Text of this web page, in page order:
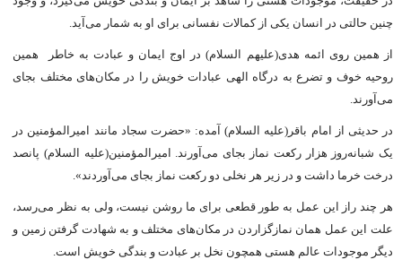
چنین حالتى در انسان یکى از کمالات نفسانى براى او به شمار می‌آید.
از همین روى ائمه هدى(علیهم السلام) در اوج ایمان و عبادت به خاطر همین
روحیه خوف و تضرع به درگاه الهى عبادات خویش را در مکان‌هاى مختلف بجاى
می‌آورند.
در حدیثى از امام باقر(علیه السلام) آمده: «حضرت سجاد مانند امیرالمؤمنین در
یک شبانه‌روز هزار رکعت نماز بجاى می‌آورند. امیرالمؤمنین(علیه السلام) پانصد
درخت خرما داشت و در زیر هر نخلی دو رکعت نماز بجاى می‌آوردند».
هر چند راز این عمل به طور قطعى براى ما روشن نیست، ولى به نظر می‌رسد،
علت این عمل همان نمازگزاردن در مکان‌هاى مختلف و به شهادت گرفتن زمین و
دیگر موجودات عالم هستی همچون نخل بر عبادت و بندگى خویش است.